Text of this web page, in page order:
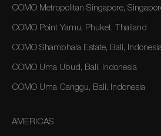
COMO Metropolitan Singapore,
COMO Point Yamu, Phuket, Thailand
COMO Shambhala Estate, Bali,
COMO Uma Ubud, Bali, Indonesia
COMO Uma Canggu, Bali, Indonesia
AMERICAS